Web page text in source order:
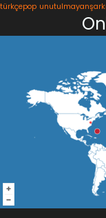
türkçepop